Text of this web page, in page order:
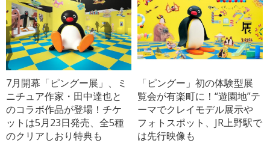
7月開幕「ピングー展」、ミ
ニチュア作家・田中達也と
のコラボ作品が登場！チケ
ットは5月23日発売、全5種
のクリアしおり特典も
「ピングー」初の体験型展
覧会が有楽町に！“遊園地”テ
ーマでクレイモデル展示や
フォトスポット、JR上野駅で
は先行映像も